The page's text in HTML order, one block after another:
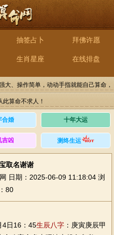
抽签占卜 拜佛许愿
生肖星座 在线排盘
大、操作简单，动动手指就能自己算命，
算命不求人！
合婚 十年大运
吉凶 测终生运
取名谢谢
日期：2025-06-09 11:18:04 浏
80
日16：45生辰八字：庚寅庚辰甲